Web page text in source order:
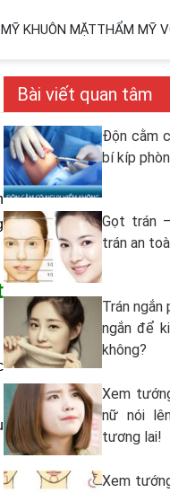
KHUÔN MẶTTHẨM MỸ
Bài viết quan tâm
Độn cằm
bí kíp
Gọt trán
trán an
Trán ngắn
ngắn để
không?
Xem
nữ nói
tương lai!
Xem